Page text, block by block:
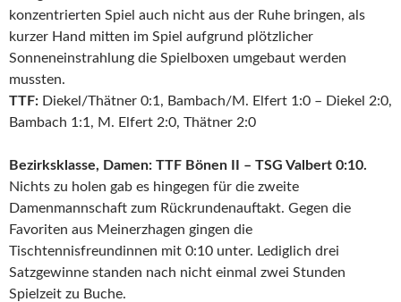
konzentrierten Spiel auch nicht aus der Ruhe bringen, als
kurzer Hand mitten im Spiel aufgrund plötzlicher
Sonneneinstrahlung die Spielboxen umgebaut werden
mussten.
TTF: Diekel/Thätner 0:1, Bambach/M. Elfert 1:0 – Diekel 2:0,
Bambach 1:1, M. Elfert 2:0, Thätner 2:0
Bezirksklasse, Damen: TTF Bönen II – TSG Valbert 0:10.
Nichts zu holen gab es hingegen für die zweite
Damenmannschaft zum Rückrundenauftakt. Gegen die
Favoriten aus Meinerzhagen gingen die
Tischtennisfreundinnen mit 0:10 unter. Lediglich drei
Satzgewinne standen nach nicht einmal zwei Stunden
Spielzeit zu Buche.